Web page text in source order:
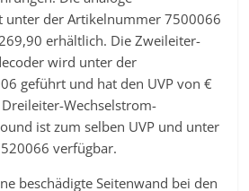
unter der Artikelnummer 7500066
erhältlich. Die Zweileiter-
wird unter der
geführt und hat den UVP von €
Wechselstrom-
ist zum selben UVP und unter
verfügbar.
beschädigte Seitenwand bei den